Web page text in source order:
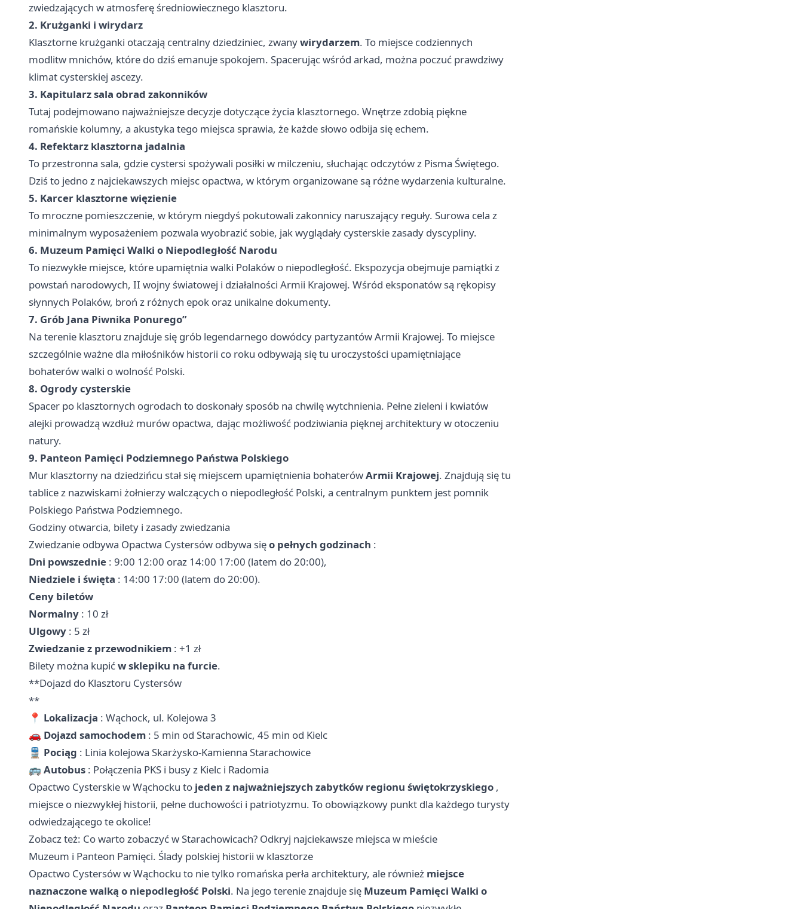
zwiedzających w atmosferę średniowiecznego klasztoru.
2. Krużganki i wirydarz
Klasztorne krużganki otaczają centralny dziedziniec, zwanywirydarzem. To miejsce codziennych
modlitw mnichów, które do dziś emanuje spokojem. Spacerując wśród arkad, można poczuć prawdziwy
klimat cysterskiej ascezy.
3. Kapitularz sala obrad zakonników
Tutaj podejmowano najważniejsze decyzje dotyczące życia klasztornego. Wnętrze zdobią piękne
romańskie kolumny, a akustyka tego miejsca sprawia, że każde słowo odbija się echem.
4. Refektarz klasztorna jadalnia
To przestronna sala, gdzie cystersi spożywali posiłki w milczeniu, słuchając odczytów z Pisma Świętego.
Dziś to jedno z najciekawszych miejsc opactwa, w którym organizowane są różne wydarzenia kulturalne.
5. Karcer klasztorne więzienie
To mroczne pomieszczenie, w którym niegdyś pokutowali zakonnicy naruszający reguły. Surowa cela z
minimalnym wyposażeniem pozwala wyobrazić sobie, jak wyglądały cysterskie zasady dyscypliny.
6. Muzeum Pamięci Walki o Niepodległość Narodu
To niezwykłe miejsce, które upamiętnia walki Polaków o niepodległość. Ekspozycja obejmuje pamiątki z
powstań narodowych, II wojny światowej i działalności Armii Krajowej. Wśród eksponatów są rękopisy
słynnych Polaków, broń z różnych epok oraz unikalne dokumenty.
7. Grób Jana Piwnika Ponurego”
Na terenie klasztoru znajduje się grób legendarnego dowódcy partyzantów Armii Krajowej. To miejsce
szczególnie ważne dla miłośników historii co roku odbywają się tu uroczystości upamiętniające
bohaterów walki o wolność Polski.
8. Ogrody cysterskie
Spacer po klasztornych ogrodach to doskonały sposób na chwilę wytchnienia. Pełne zieleni i kwiatów
alejki prowadzą wzdłuż murów opactwa, dając możliwość podziwiania pięknej architektury w otoczeniu
natury.
9. Panteon Pamięci Podziemnego Państwa Polskiego
Mur klasztorny na dziedzińcu stał się miejscem upamiętnienia bohaterówArmii Krajowej. Znajdują się tu
tablice z nazwiskami żołnierzy walczących o niepodległość Polski, a centralnym punktem jest pomnik
Polskiego Państwa Podziemnego.
Godziny otwarcia, bilety i zasady zwiedzania
Zwiedzanie odbywa Opactwa Cystersów odbywa sięo pełnych godzinach :
Dni powszednie : 9:00 12:00 oraz 14:00 17:00 (latem do 20:00),
Niedziele i święta : 14:00 17:00 (latem do 20:00).
Ceny biletów
Normalny : 10 zł
Ulgowy : 5 zł
Zwiedzanie z przewodnikiem : +1 zł
Bilety można kupićw sklepiku na furcie.
**Dojazd do Klasztoru Cystersów
**
📍 Lokalizacja : Wąchock, ul. Kolejowa 3
🚗 Dojazd samochodem : 5 min od Starachowic, 45 min od Kielc
🚆 Pociąg : Linia kolejowa Skarżysko-Kamienna Starachowice
🚌 Autobus : Połączenia PKS i busy z Kielc i Radomia
Opactwo Cysterskie w Wąchocku to jeden z najważniejszych zabytków regionu świętokrzyskiego ,
miejsce o niezwykłej historii, pełne duchowości i patriotyzmu. To obowiązkowy punkt dla każdego turysty
odwiedzającego te okolice!
Zobacz też: Co warto zobaczyć w Starachowicach? Odkryj najciekawsze miejsca w mieście
Muzeum i Panteon Pamięci. Ślady polskiej historii w klasztorze
Opactwo Cystersów w Wąchocku to nie tylko romańska perła architektury, ale również miejsce
naznaczone walką o niepodległość Polski. Na jego terenie znajduje się Muzeum Pamięci Walki o